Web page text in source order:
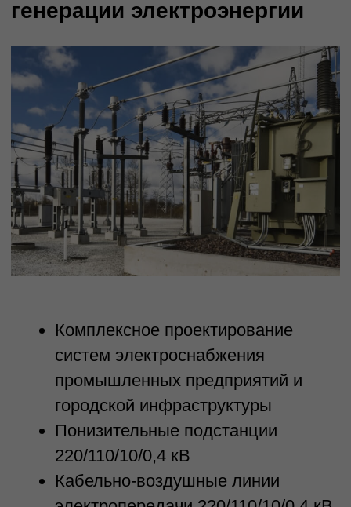
Мы ценим доверие наших клиентов и
стремимся выполнять все
обязательства в срок и с высоким
Ответственность и наде жность
Каждый проект уникален, мы учитываем
все особенности и требования наших
клиентов и готовы адаптировать наши
услуги под конкретные потребности и
задачи
Индивидуальный подход
Отзывы и рекомендации
Наши клиенты подтверждают высокое
качество наших услуг и рекомендуют
нас своим партнёрам и коллегам. Мы
гордимся тем, что можем предоставить
нашим клиентам лучшие решения и